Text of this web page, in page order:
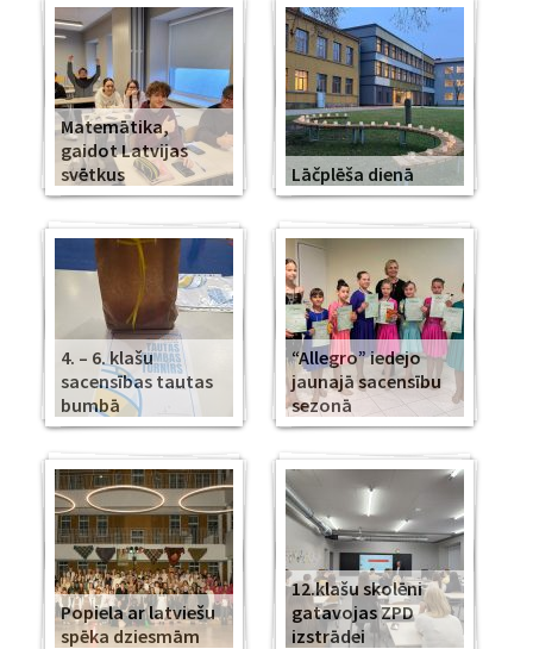
Matemātika,
gaidot Latvijas
svētkus
Lāčplēša dienā
4. – 6. klašu
sacensības tautas
bumbā
“Allegro” iedejo
jaunajā sacensību
sezonā
Popiela ar latviešu
spēka dziesmām
12.klašu skolēni
gatavojas ZPD
izstrādei